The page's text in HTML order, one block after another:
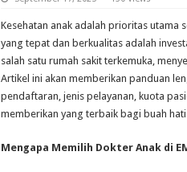
Kesehatan anak adalah prioritas utama
yang tepat dan berkualitas adalah
salah satu rumah sakit terkemuka,
Artikel ini akan memberikan panduan
pendaftaran, jenis pelayanan, kuota
memberikan yang terbaik bagi buah
Mengapa Memilih Dokter Anak di